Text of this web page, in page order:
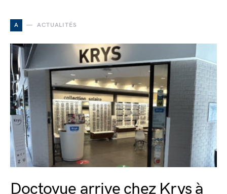
A ACTUALITÉS
Doctovue arrive chez Krys à